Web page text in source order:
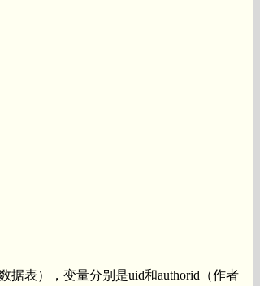
据表），变量分别是uid和authorid（作者